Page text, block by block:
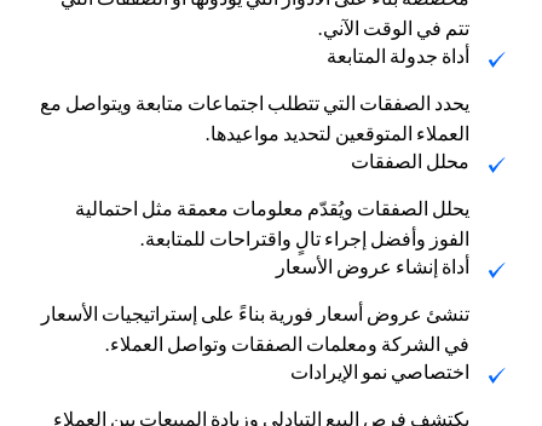
تتم في الوقت الآني.
أداة جدولة المتابعة
يحدد الصفقات التي تتطلب اجتماعات متابعة ويتواصل مع
العملاء المتوقعين لتحديد مواعيدها.
محلل الصفقات
يحلل الصفقات ويُقدّم معلومات معمقة مثل احتمالية
الفوز وأفضل إجراء تالٍ واقتراحات للمتابعة.
أداة إنشاء عروض الأسعار
تنشئ عروض أسعار فورية بناءً على إستراتيجيات الأسعار
في الشركة ومعلمات الصفقات وتواصل العملاء.
اختصاصي نمو الإيرادات
يكتشف فرص البيع التبادلي وزيادة المبيعات بين العملاء